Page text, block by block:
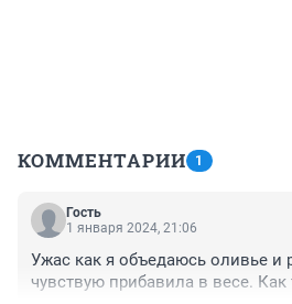
КОММЕНТАРИИ 1
Гость
1 января 2024, 21:06
Ужас как я объедаюсь оливье и
чувствую прибавила в весе. Как